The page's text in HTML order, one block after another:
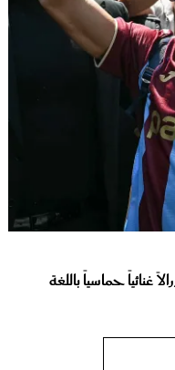
حماسياً باللغة